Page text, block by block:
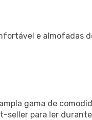
e almofadas
gama de
seller para ler